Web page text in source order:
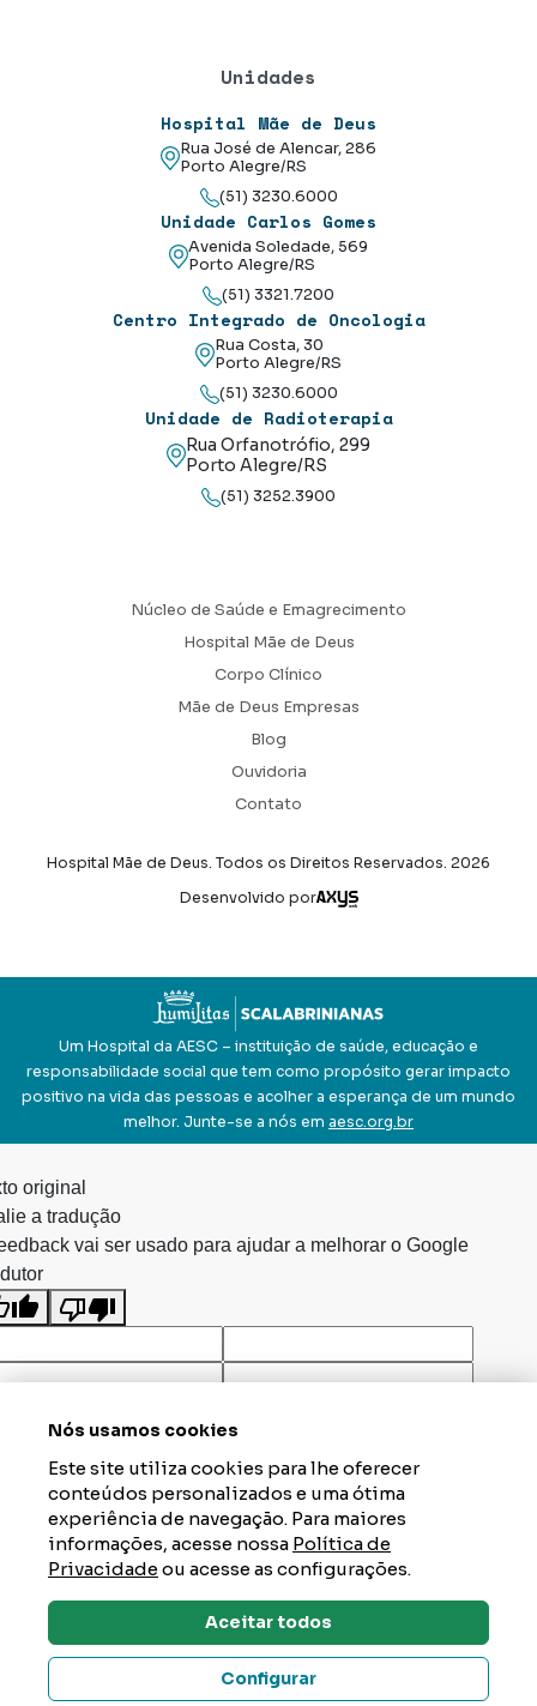
Unidades
Hospital Mãe de Deus
Rua José de Alencar, 286
Porto Alegre/RS
(51) 3230.6000
Unidade Carlos Gomes
Avenida Soledade, 569
Porto Alegre/RS
(51) 3321.7200
Centro Integrado de Oncologia
Rua Costa, 30
Porto Alegre/RS
(51) 3230.6000
Unidade de Radioterapia
Rua Orfanotrófio, 299
Porto Alegre/RS
(51) 3252.3900
Núcleo de Saúde e Emagrecimento
Hospital Mãe de Deus
Corpo Clínico
Mãe de Deus Empresas
Blog
Ouvidoria
Contato
Hospital Mãe de Deus. Todos os Direitos Reservados. 2026
Desenvolvido por
Axysweb
Um Hospital da AESC – instituição de saúde, educação e
responsabilidade social que tem como propósito gerar impacto
positivo na vida das pessoas e acolher a esperança de um mundo
melhor. Junte-se a nós em aesc.org.br
Dúvidas? Tire Aqui
Nós usamos cookies
Este site utiliza cookies para lhe oferecer
conteúdos personalizados e uma ótima
experiência de navegação. Para maiores
informações, acesse nossa Política de
Privacidadeou acesse as configurações.
Aceitar todos
Configurar
original
a tradução
vai ser usado para ajudar a melhorar o Google